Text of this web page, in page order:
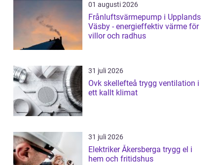
01 augusti 2026
Frånluftsvärmepump i Upplands
Väsby - energieffektiv värme för
villor och radhus
31 juli 2026
Ovk skellefteå trygg ventilation i
ett kallt klimat
31 juli 2026
Elektriker Åkersberga trygg el i
hem och fritidshus